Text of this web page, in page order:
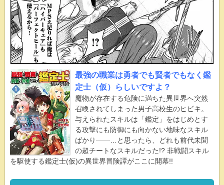
最強の職業は勇者でも賢者でもなく鑑
定士（仮）らしいですよ？
魔物が存在する危険に満ちた異世界へ突然
召喚されてしまった男子高校生のヒビキ。
与えられたスキルは「鑑定」をはじめとす
る攻撃にも防御にも向かない地味なスキル
ばかり――…と思ったら、どれも前代未聞
の超チートなスキルだった!? 非戦闘スキル
を駆使する鑑定士(仮)の異世界冒険譚がここに開幕!!